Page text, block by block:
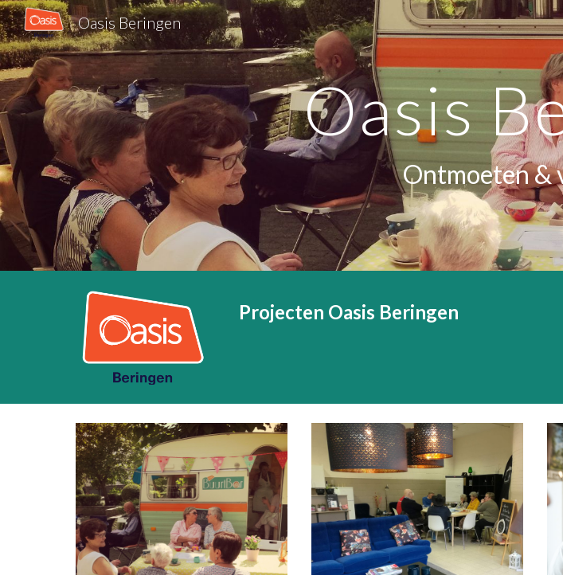
Skip to main content
Oasis Beringen
Oasis
Ontmoeten &
Projecten Oasis Beringen